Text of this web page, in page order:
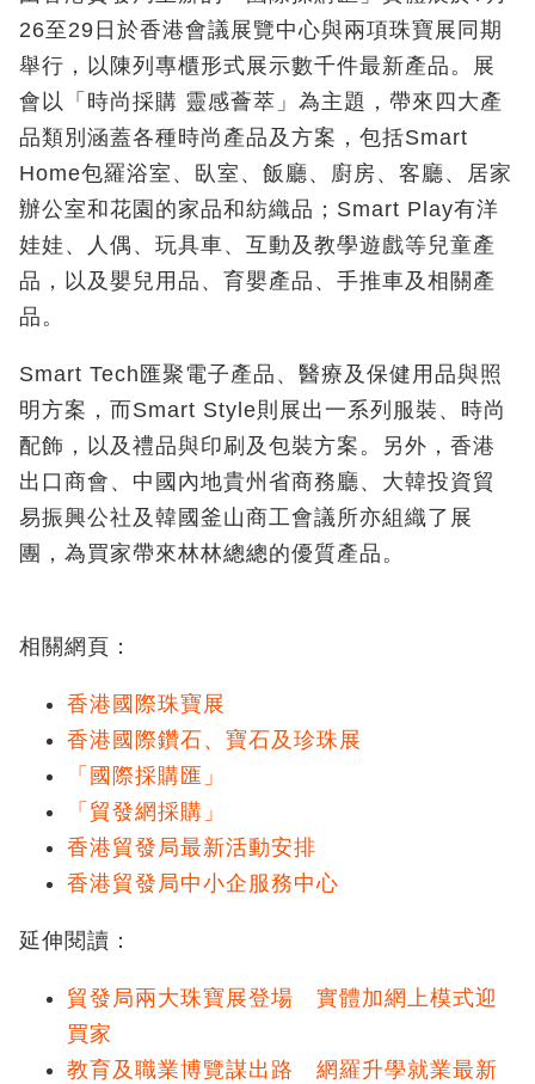
26至29日於香港會議展覽中心與兩項珠寶展同期
舉行，以陳列專櫃形式展示數千件最新產品。展
會以「時尚採購 靈感薈萃」為主題，帶來四大產
品類別涵蓋各種時尚產品及方案，包括Smart
Home包羅浴室、臥室、飯廳、廚房、客廳、居家
辦公室和花園的家品和紡織品；Smart Play有洋
娃娃、人偶、玩具車、互動及教學遊戲等兒童產
品，以及嬰兒用品、育嬰產品、手推車及相關產
品。
Smart Tech匯聚電子產品、醫療及保健用品與照
明方案，而Smart Style則展出一系列服裝、時尚
配飾，以及禮品與印刷及包裝方案。另外，香港
出口商會、中國內地貴州省商務廳、大韓投資貿
易振興公社及韓國釜山商工會議所亦組織了展
團，為買家帶來林林總總的優質產品。
相關網頁：
香港國際珠寶展
香港國際鑽石、寶石及珍珠展
「國際採購匯」
「貿發網採購」
香港貿發局最新活動安排
香港貿發局中小企服務中心
延伸閱讀：
貿發局兩大珠寶展登場 實體加網上模式迎
買家
教育及職業博覽謀出路 網羅升學就業最新